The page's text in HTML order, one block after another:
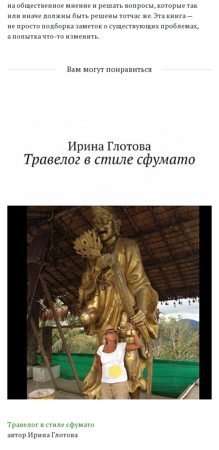
на общественное мнение и решать вопросы, которые так
или иначе должны быть решены тотчас же. Эта книга —
не просто подборка заметок о существующих проблемах,
а попытка что-то изменить.
Вам могут понравиться
Травелог в стиле сфумато
автор Ирина Глотова